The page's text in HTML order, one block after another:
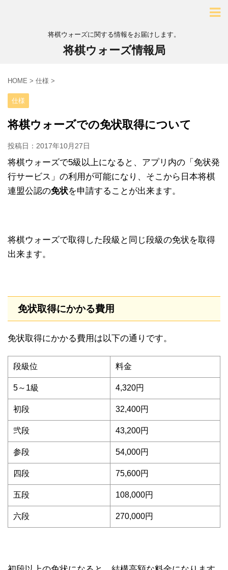
将棋ウォーズに関する情報をお届けします。
将棋ウォーズ情報局
HOME > 仕様 >
仕様
将棋ウォーズでの免状取得について
投稿日： 2017年10月27日
将棋ウォーズで5級以上になると、アプリ内の「免状発
行サービス」の利用が可能になり、そこから日本将棋
連盟公認の免状を申請することが出来ます。
将棋ウォーズで取得した段級と同じ段級の免状を取得
出来ます。
免状取得にかかる費用
免状取得にかかる費用は以下の通りです。
段級位 料金
5～1級 4,320円
初段 32,400円
弐段 43,200円
参段 54,000円
四段 75,600円
五段 108,000円
六段 270,000円